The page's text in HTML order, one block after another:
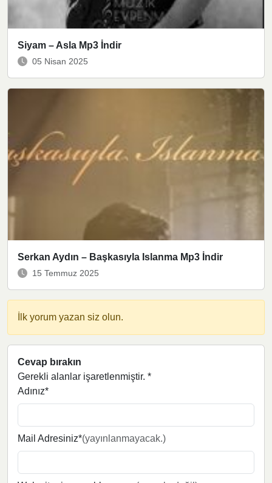
Siyam – Asla Mp3 İndir
05 Nisan 2025
Serkan Aydın – Başkasıyla Islanma Mp3 İndir
15 Temmuz 2025
İlk yorum yazan siz olun.
Cevap bırakın
Gerekli alanlar işaretlenmiştir. *
Adınız*
Mail Adresiniz*(yayınlanmayacak.)